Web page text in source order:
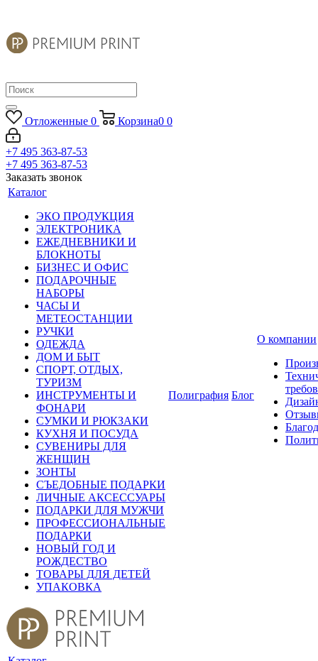
Отложенные 0 Корзина0 0
+7 495 363-87-53
+7 495 363-87-53
Заказать звонок
Каталог
ЭКО ПРОДУКЦИЯ
ЭЛЕКТРОНИКА
ЕЖЕДНЕВНИКИ И
БЛОКНОТЫ
БИЗНЕС И ОФИС
ПОДАРОЧНЫЕ
НАБОРЫ
ЧАСЫ И
МЕТЕОСТАНЦИИ
РУЧКИ
ОДЕЖДА
ДОМ И БЫТ
СПОРТ, ОТДЫХ,
ТУРИЗМ
ИНСТРУМЕНТЫ И
ФОНАРИ
СУМКИ И РЮКЗАКИ
КУХНЯ И ПОСУДА
СУВЕНИРЫ ДЛЯ
ЖЕНЩИН
ЗОНТЫ
СЪЕДОБНЫЕ ПОДАРКИ
ЛИЧНЫЕ АКСЕССУАРЫ
ПОДАРКИ ДЛЯ МУЖЧИ
ПРОФЕССИОНАЛЬНЫЕ
ПОДАРКИ
НОВЫЙ ГОД И
РОЖДЕСТВО
ТОВАРЫ ДЛЯ ДЕТЕЙ
УПАКОВКА
Полиграфия Блог
О компании